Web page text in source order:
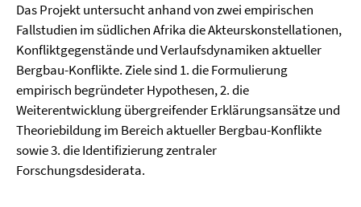
Das Projekt untersucht anhand von zwei empirischen
Fallstudien im südlichen Afrika die Akteurskonstellationen,
Konfliktgegenstände und Verlaufsdynamiken aktueller
Bergbau-Konflikte. Ziele sind 1. die Formulierung
empirisch begründeter Hypothesen, 2. die
Weiterentwicklung übergreifender Erklärungsansätze und
Theoriebildung im Bereich aktueller Bergbau-Konflikte
sowie 3. die Identifizierung zentraler
Forschungsdesiderata.